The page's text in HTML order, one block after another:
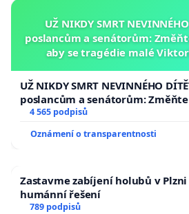
UŽ NIKDY SMRT
poslancům a senátorům:
aby se tragédie malé
UŽ NIKDY SMRT NEVINNÉHO
poslancům a senátorům:
aby se tragédie malé Viktorky
4 565 podpisů
Oznámení o transparentnosti
Zastavme zabíjení holubů v
humánní řešení
789 podpisů